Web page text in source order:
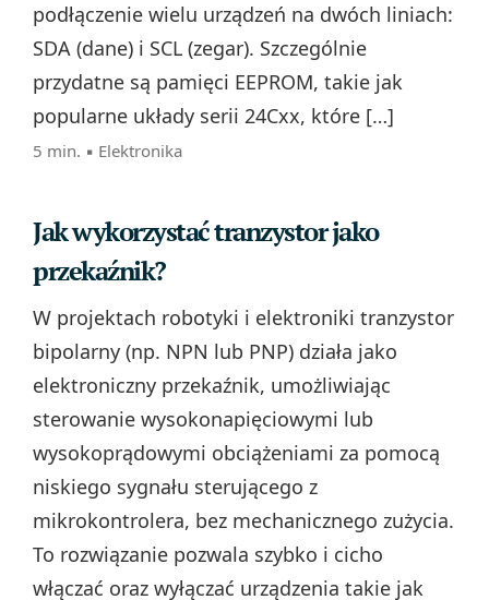
podłączenie wielu urządzeń na dwóch liniach:
SDA (dane) i SCL (zegar). Szczególnie
przydatne są pamięci EEPROM, takie jak
popularne układy serii 24Cxx, które […]
5 min. ▪ Elektronika
Jak wykorzystać tranzystor jako
przekaźnik?
W projektach robotyki i elektroniki tranzystor
bipolarny (np. NPN lub PNP) działa jako
elektroniczny przekaźnik, umożliwiając
sterowanie wysokonapięciowymi lub
wysokoprądowymi obciążeniami za pomocą
niskiego sygnału sterującego z
mikrokontrolera, bez mechanicznego zużycia.
To rozwiązanie pozwala szybko i cicho
włączać oraz wyłączać urządzenia takie jak